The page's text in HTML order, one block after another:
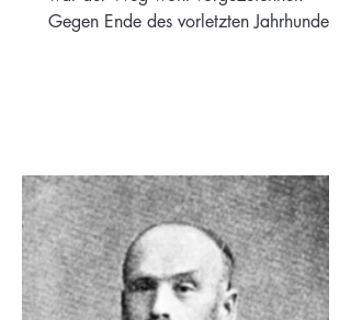
Gegen Ende des vorletzten Jahrhunderts